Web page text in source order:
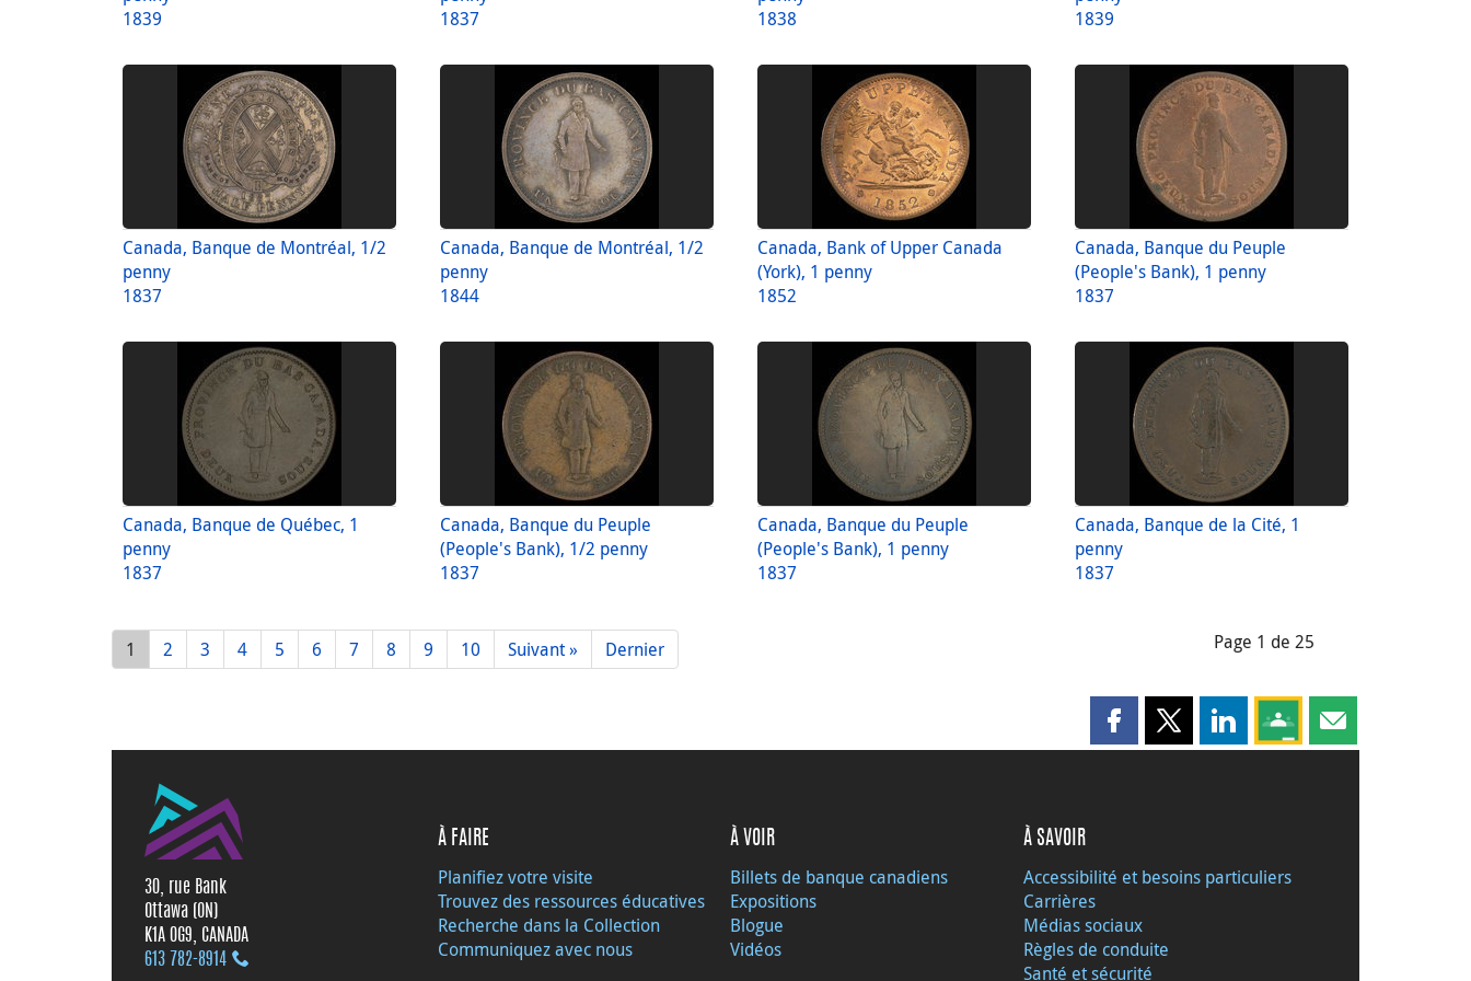
1839
1837
1838
1839
Canada, Banque de Montréal, 1/2
penny
1837
Canada, Banque de Montréal, 1/2
penny
1844
Canada, Bank of Upper Canada
(York), 1 penny
1852
Canada, Banque du Peuple
(People's Bank), 1 penny
1837
Canada, Banque de Québec, 1
penny
1837
Canada, Banque du Peuple
(People's Bank), 1/2 penny
1837
Canada, Banque du Peuple
(People's Bank), 1 penny
1837
Canada, Banque de la Cité, 1
penny
1837
1 2 3 4 5 6 7 8 9 10 Suivant » Dernier Page 1 de 25
Partager cette page sur Facebook
Partager cette page sur X
Partager cette page sur
Partagez cette page sur
Partager cette
30, rue Bank
Ottawa (ON)
K1A 0G9, CANADA
613 782‑8914
À FAIRE
Planifiez votre visite
Trouvez des ressources éducatives
Recherche dans la Collection
Communiquez avec nous
À VOIR
Billets de banque canadiens
Expositions
Blogue
Vidéos
À SAVOIR
Accessibilité et besoins particuliers
Carrières
Médias sociaux
Règles de conduite
Santé et sécurité